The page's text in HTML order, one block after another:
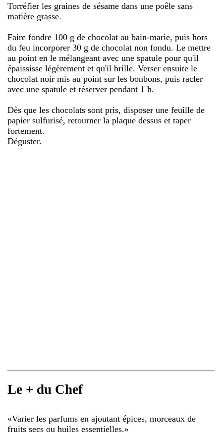
Torréfier les graines de sésame dans une poêle sans
matière grasse.
Faire fondre 100 g de chocolat au bain-marie, puis hors
du feu incorporer 30 g de chocolat non fondu. Le mettre
au point en le mélangeant avec une spatule pour qu'il
épaississe légèrement et qu'il brille. Verser ensuite le
chocolat noir mis au point sur les bonbons, puis racler
avec une spatule et réserver pendant 1 h.
Dès que les chocolats sont pris, disposer une feuille de
papier sulfurisé, retourner la plaque dessus et taper
fortement.
Déguster.
Le + du Chef
«Varier les parfums en ajoutant épices, morceaux de
fruits secs ou huiles essentielles.»